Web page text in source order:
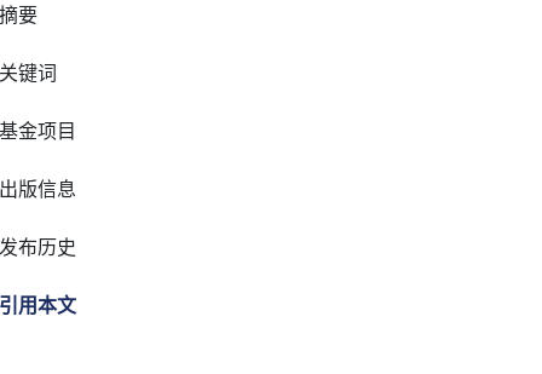
摘要
关键词
基金项目
出版信息
发布历史
引用本文